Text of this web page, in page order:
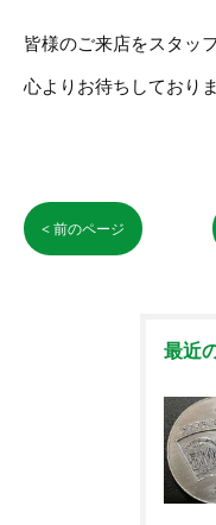
皆様のご来店をスタッ
心よりお待ちしており
< 前のページ
最近